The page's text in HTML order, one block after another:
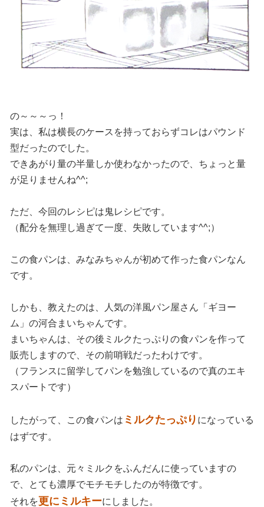
の～～～っ！
実は、私は横長のケースを持っておらずコレはパウンド
型だったのでした。
できあがり量の半量しか使わなかったので、ちょっと量
が足りませんね^^;
ただ、今回のレシピは鬼レシピです。
（配分を無理し過ぎて一度、失敗しています^^;）
この食パンは、みなみちゃんが初めて作った食パンなん
です。
しかも、教えたのは、人気の洋風パン屋さん「ギヨー
ム」の河合まいちゃんです。
まいちゃんは、その後ミルクたっぷりの食パンを作って
販売しますので、その前哨戦だったわけです。
（フランスに留学してパンを勉強しているので真のエキ
スパートです）
したがって、この食パンは ミルクたっぷり になっている
はずです。
私のパンは、元々ミルクをふんだんに使っていますの
で、とても濃厚でモチモチしたのが特徴です。
それを更にミルキーにしました。